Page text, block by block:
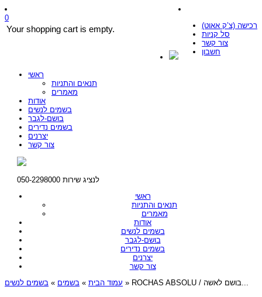
רכישה (צ’ק אאוט)
סל קניות
צור קשר
חשבון
0
Your shopping cart is empty.
ראשי
תנאים והתניות
מאמרים
אודות
בשמים לנשים
בושם-לגבר
בשמים נדירים
יצרנים
צור קשר
לנציג שירות 050-2298000
ראשי
תנאים והתניות
מאמרים
אודות
בשמים לנשים
בושם-לגבר
בשמים נדירים
יצרנים
צור קשר
עמוד הבית » בשמים » בשמים לנשים » ROCHAS ABSOLU / בושם לאשה...